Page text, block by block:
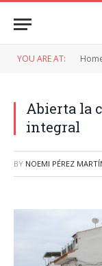
YOU ARE AT:
Abierta la
integral
BY NOEMI PÉREZ